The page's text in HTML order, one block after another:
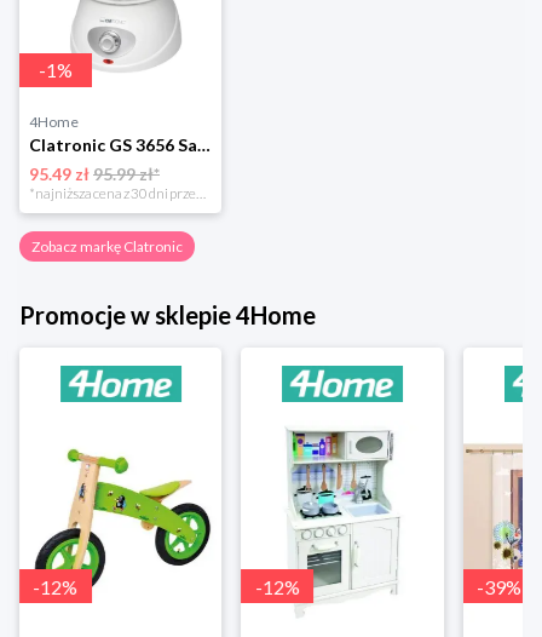
-1%
4Home
Clatronic GS 3656 Sauna do twarzy
95.49 zł95.99 zł*
Zobacz markę Clatronic
Promocje w sklepie 4Home
-12% -12% -39%